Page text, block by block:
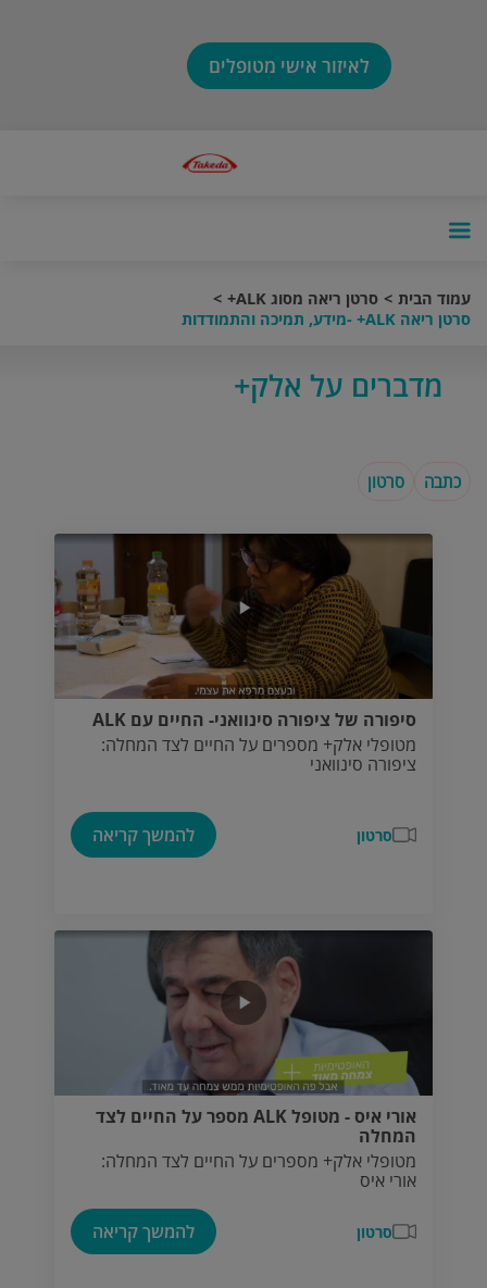
לאיזור אישי מטופלים
עמוד הבית
סרטן ריאה מסוג ALK+
סרטן ריאה ALK+ -מידע, תמיכה והתמודדות
מדברים על אלק+
כתבה סרטון
סיפורה של ציפורה סינוואני- החיים עם ALK
מטופלי אלק+ מספרים על החיים לצד המחלה:
ציפורה סינוואני
סרטון להמשך קריאה
אורי איס - מטופל ALK מספר על החיים לצד
המחלה
מטופלי אלק+ מספרים על החיים לצד המחלה:
אורי איס
סרטון להמשך קריאה